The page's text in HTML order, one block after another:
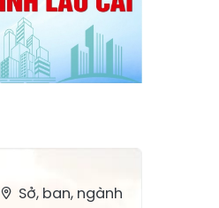
Sở, ban, ngành